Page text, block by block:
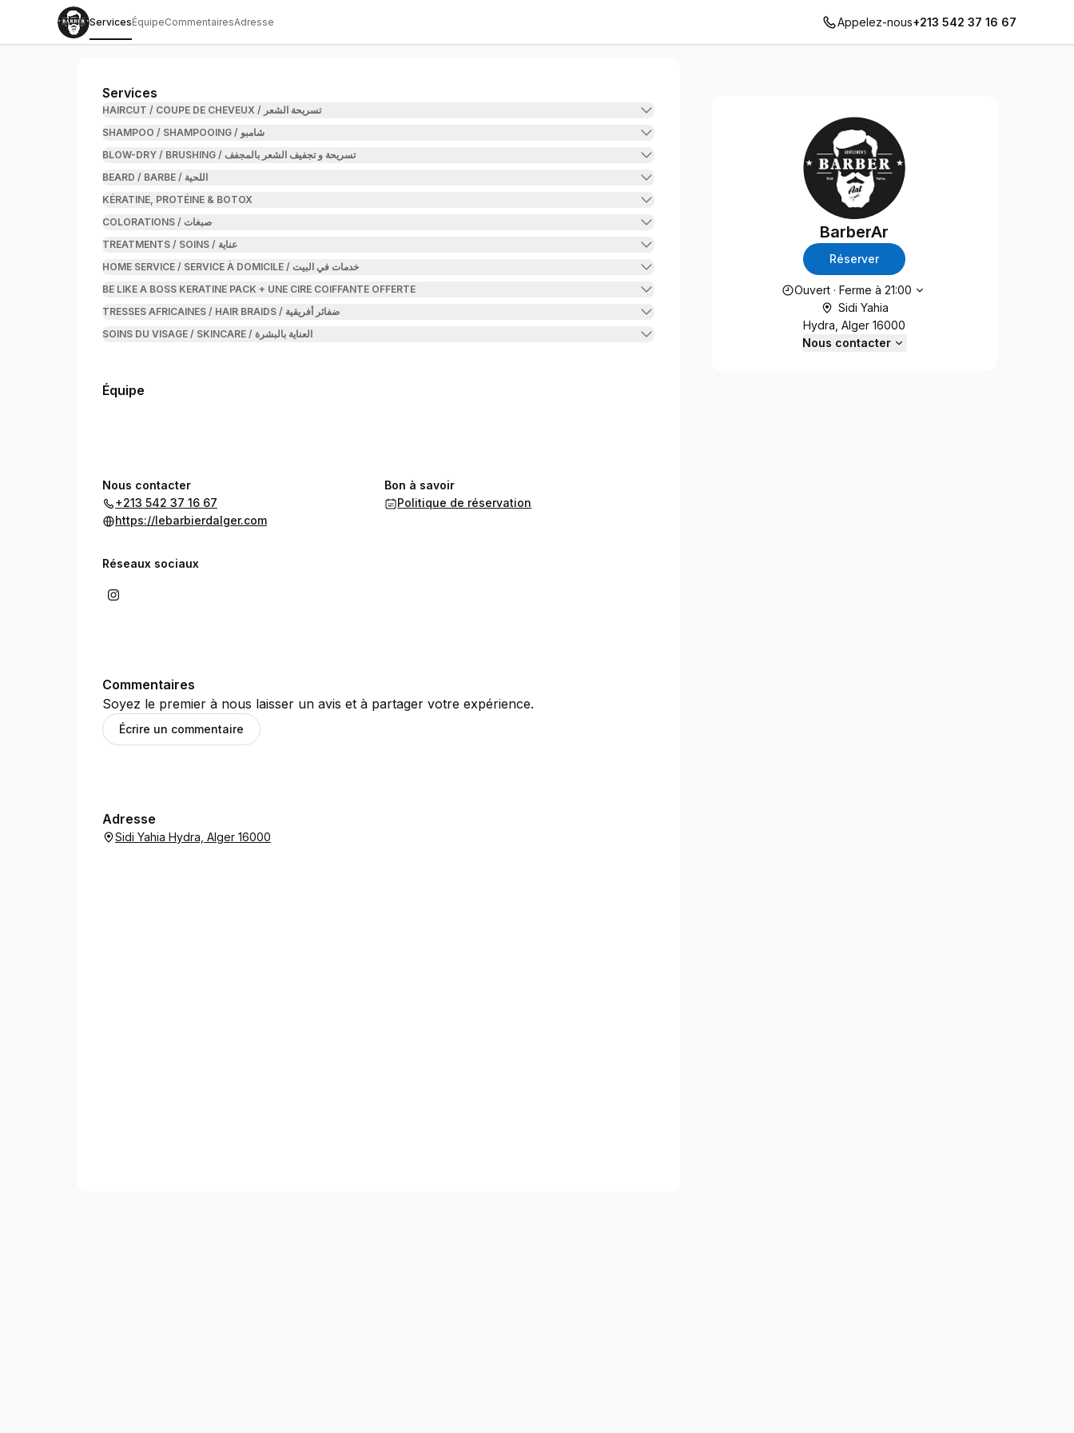
ServicesÉquipeCommentairesAdresse Appelez-nous+213 542 37 16 67
BarberAr
Services
HAIRCUT / COUPE DE CHEVEUX / تسريحة الشعر
SHAMPOO / SHAMPOOING / شامبو
BLOW-DRY / BRUSHING / تسريحة و تجفيف الشعر بالمجفف
BEARD / BARBE / اللحية
KÉRATINE, PROTÉINE & BOTOX
COLORATIONS / صبغات
TREATMENTS / SOINS / عناية
HOME SERVICE / SERVICE À DOMICILE / خدمات في البيت
BE LIKE A BOSS KERATINE PACK + UNE CIRE COIFFANTE OFFERTE
TRESSES AFRICAINES / HAIR BRAIDS / ضفائر أفريقية
SOINS DU VISAGE / SKINCARE / العناية بالبشرة
Équipe
Nous contacter
+213 542 37 16 67
https://lebarbierdalger.com
Bon à savoir
Politique de réservation
Réseaux sociaux
Commentaires
Soyez le premier à nous laisser un avis et à partager votre expérience.
Écrire un commentaire
Adresse
Sidi Yahia Hydra, Alger 16000
BarberAr
Réserver
Heures d'ouverture
Ouvert· Ferme à 21:00
Sidi Yahia
Hydra, Alger 16000
Nous contacter